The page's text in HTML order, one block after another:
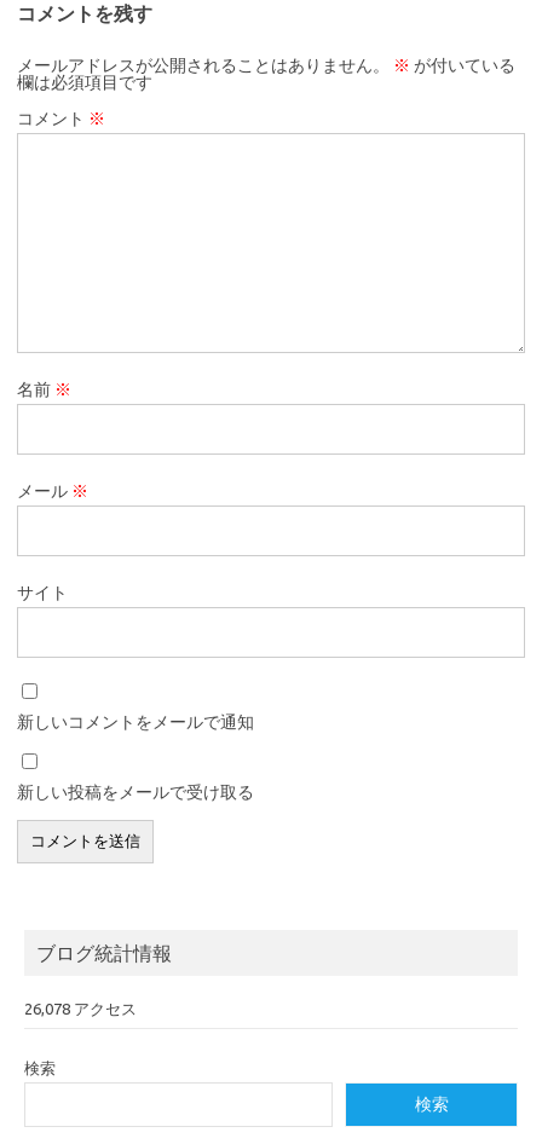
コメントを残す
メールアドレスが公開されることはありません。 ※ が付いている
欄は必須項目です
コメント ※
名前 ※
メール ※
サイト
新しいコメントをメールで通知
新しい投稿をメールで受け取る
ブログ統計情報
26,078 アクセス
検索
検索